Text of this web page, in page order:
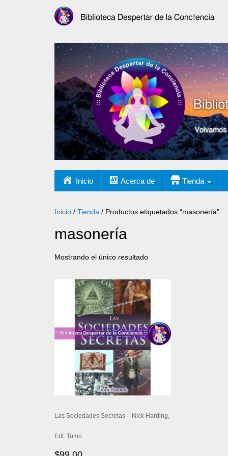
Inicio Acerca de Tienda
Inicio / Tienda / Productos etiquetados “masonería”
masonería
Mostrando el único resultado
Las Sociedades Secretas – Nick Harding,
Edt. Tomo